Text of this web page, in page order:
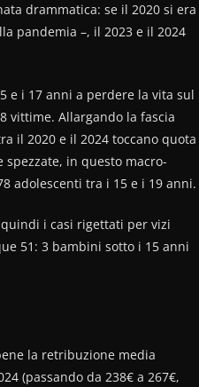
drammatica: se il 2020 si era
pandemia –, il 2023 e il 2024
e i 17 anni a perdere la vita sul
vittime. Allargando la fascia
il 2020 e il 2024 toccano quota
in questo macro-
adolescenti tra i 15 e i 19 anni.
quindi i casi rigettati per vizi
51: 3 bambini sotto i 15 anni
la retribuzione media
(passando da 238€ a 267€,